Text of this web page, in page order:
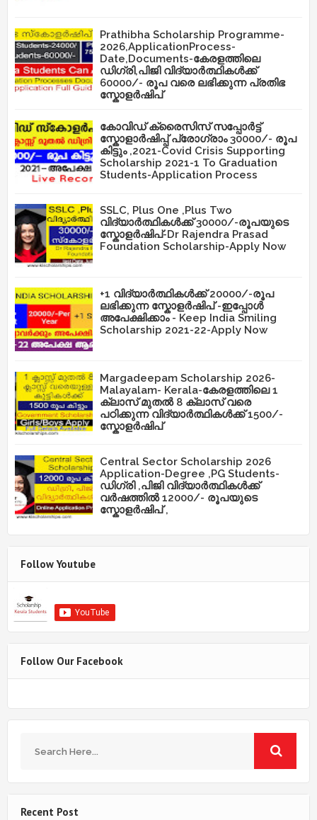
Prathibha Scholarship Programme-
2026,ApplicationProcess-
Date,Documents-കേരളത്തിലെ
ഡിഗ്രി,പിജി വിദ്യാർത്ഥികൾക്ക്
60000/- രൂപ വരെ ലഭിക്കുന്ന പ്രതിഭ
സ്കോളർഷിപ്
കോവിഡ് ക്രൈസിസ് സപ്പോർട്ട്
സ്കോളാർഷിപ്പ് പ്രോഗ്രാം 30000/- രൂപ
കിട്ടും ,2021-Covid Crisis Supporting
Scholarship 2021-1 To Graduation
Students-Application Process
SSLC, Plus One ,Plus Two
വിദ്യാർത്ഥികൾക്ക് 30000/-രൂപയുടെ
സ്കോളർഷിപ്-Dr Rajendra Prasad
Foundation Scholarship-Apply Now
+1 വിദ്യാർത്ഥികൾക്ക് 20000/-രൂപ
ലഭിക്കുന്ന സ്കോളർഷിപ് -ഇപ്പോൾ
അപേക്ഷിക്കാം - Keep India Smiling
Scholarship 2021-22-Apply Now
Margadeepam Scholarship 2026-
Malayalam- Kerala-കേരളത്തിലെ 1
ക്ലാസ് മുതൽ 8 ക്ലാസ് വരെ
പഠിക്കുന്ന വിദ്യാർത്ഥികൾക്ക് 1500/-
സ്കോളർഷിപ്
Central Sector Scholarship 2026
Application-Degree ,PG Students-
ഡിഗ്രി ,പിജി വിദ്യാർത്ഥികൾക്ക്
വർഷത്തിൽ 12000/- രൂപയുടെ
സ്കോളർഷിപ് ,
Follow Youtube
Follow Our Facebook
Recent Post